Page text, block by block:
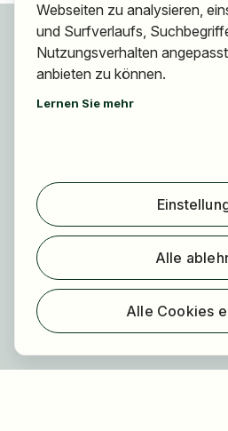
Für
Jobs
Arbeitgeber
FAQ
Blog
Webseiten zu analysieren,
und Surfverlaufs,
Nutzungsverhalten
anbieten zu können.
Lernen Sie mehr
Alle
Alle Cookies